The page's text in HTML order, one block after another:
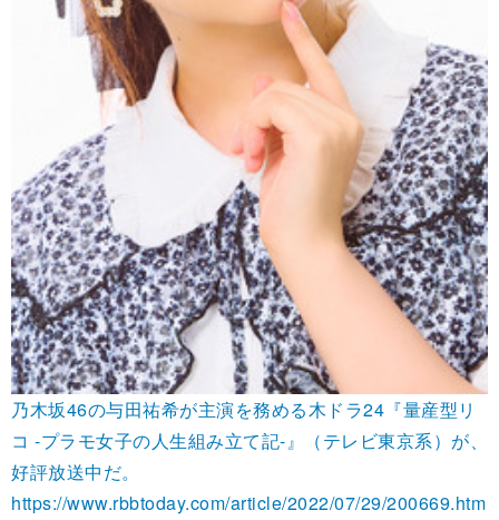
乃木坂46の与田祐希が主演を務める木ドラ24『量産型リ
コ -プラモ女子の人生組み立て記-』（テレビ東京系）が、
好評放送中だ。
https://www.rbbtoday.com/article/2022/07/29/200669.htm